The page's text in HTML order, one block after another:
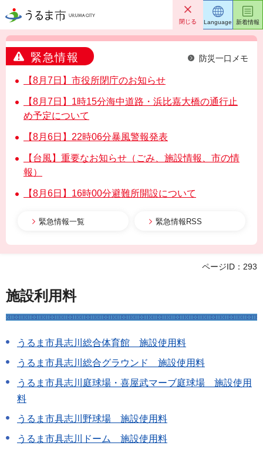
うるま市 閉じる
緊急情報 防災一口メモ
【8月7日】市役所閉庁のお知らせ
【8月7日】1時15分海中道路・浜比嘉大橋の通行止
め予定について
【8月6日】22時06分暴風警報発表
【台風】重要なお知らせ（ごみ、施設情報、市の情
報）
【8月6日】16時00分避難所開設について
緊急情報一覧 緊急情報RSS
Language 新着情報
ページID：293
施設利用料
うるま市具志川総合体育館 施設使用料
うるま市具志川総合グラウンド 施設使用料
うるま市具志川庭球場・喜屋武マーブ庭球場 施設使用
料
うるま市具志川野球場 施設使用料
うるま市具志川ドーム 施設使用料